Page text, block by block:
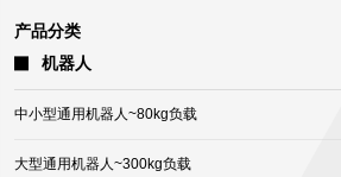
产品分类
机器人
中小型通用机器人~80kg负载
大型通用机器人~300kg负载